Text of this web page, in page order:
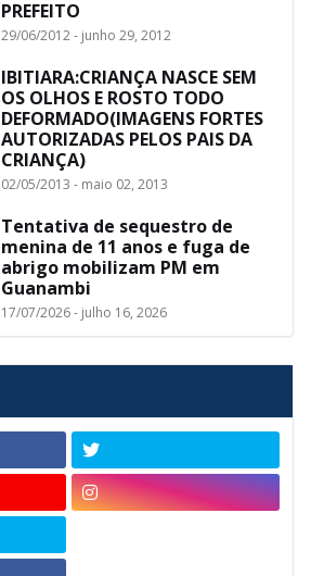
PREFEITO
29/06/2012 - junho 29, 2012
IBITIARA:CRIANÇA NASCE SEM
OS OLHOS E ROSTO TODO
DEFORMADO(IMAGENS FORTES
AUTORIZADAS PELOS PAIS DA
CRIANÇA)
02/05/2013 - maio 02, 2013
Tentativa de sequestro de
menina de 11 anos e fuga de
abrigo mobilizam PM em
Guanambi
17/07/2026 - julho 16, 2026